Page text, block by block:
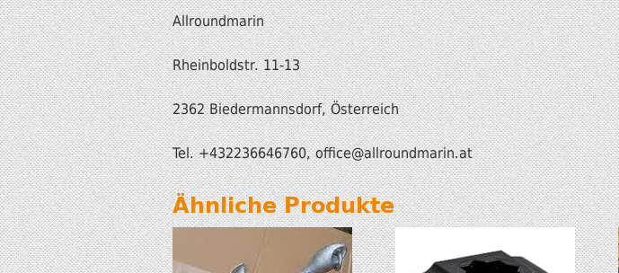
Allroundmarin
Rheinboldstr. 11-13
2362 Biedermannsdorf, Österreich
Tel. +432236646760, office@allroundmarin.at
Ähnliche Produkte